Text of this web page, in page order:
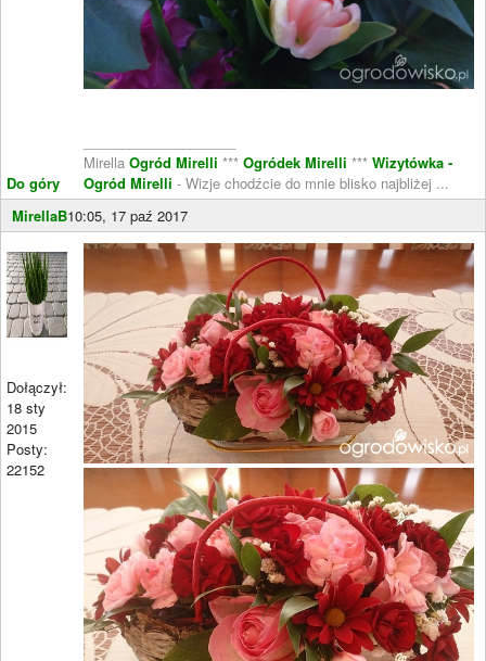
Do góry
Mirella Ogród Mirelli *** Ogródek Mirelli *** Wizytówka -
Ogród Mirelli - Wizje chodźcie do mnie blisko najbliżej ...
MirellaB10:05, 17 paź 2017
Dołączył:
18 sty
2015
Posty:
22152